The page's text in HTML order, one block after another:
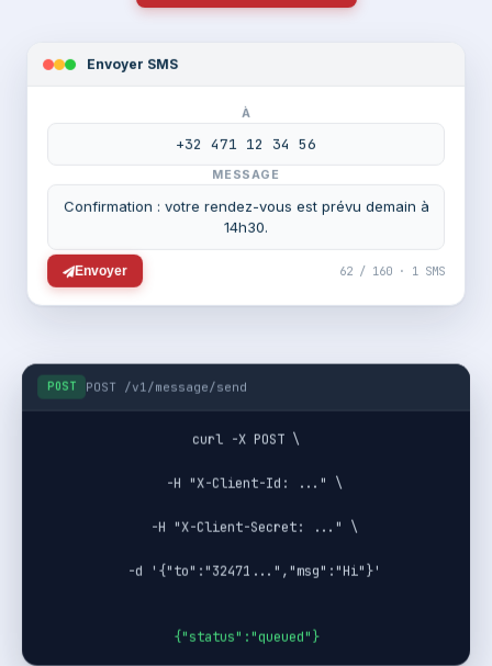
Envoyer SMS
À
+32 471 12 34 56
MESSAGE
Confirmation : votre rendez-vous est prévu demain à
14h30.
Envoyer 62 / 160 · 1 SMS
POST POST /v1/message/send
curl -X POST \
  -H "X-Client-Id: ..." \
  -H "X-Client-Secret: ..." \
  -d '{"to":"32471...","msg":"Hi"}'
{"status":"queued"}